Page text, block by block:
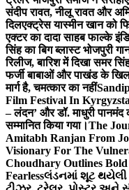
संदीप रावत, नीलू रावत और
दिलएक्ट्रेस यास्मीन खान को
एक्टर का दादा साहब फाल्के
सिंह का बिग ब्लास्ट भोजपुरी
रिलीज, बारिश में दिखा समर
फर्जी बाबाओं और पाखंड के
मार्ग है, चमत्कार का नहीं
Film Festival In
– लंदन’ और डॉ. माधुरी
सम्मानित किया गया।The
Amitabh Ranjan From
Visionary For The
Choudhary Outlines
Fearlessલંડનમાં શૂટ થયેલી